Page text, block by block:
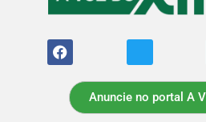
Anuncie no portal A